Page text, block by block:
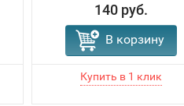
140 руб.
В корзину